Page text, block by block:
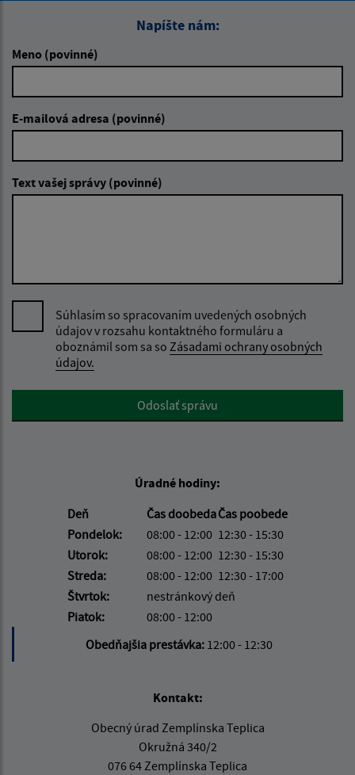
Napíšte nám:
Meno (povinné)
E-mailová adresa (povinné)
Text vašej správy (povinné)
Súhlasím so spracovaním uvedených osobných
údajov v rozsahu kontaktného formuláru a
oboznámil som sa so Zásadami ochrany osobných
údajov.
Google reCaptcha ResponseOdoslať správu
Úradné hodiny:
Deň
Čas doobedaČas poobede
Pondelok:
08:00 - 12:00 12:30 - 15:30
Utorok:
08:00 - 12:00 12:30 - 15:30
Streda:
08:00 - 12:00 12:30 - 17:00
Štvrtok:
nestránkový deň
Piatok:
08:00 - 12:00
Obedňajšia prestávka: 12:00 - 12:30
Kontakt:
Obecný úrad Zemplínska Teplica
Okružná 340/2
076 64 Zemplínska Teplica